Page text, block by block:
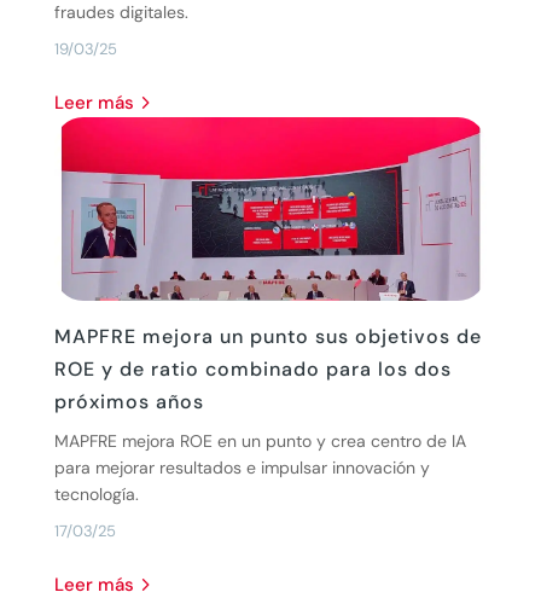
19/03/25
fraudes digitales.
leer más
MAPFRE mejora un punto sus objetivos de
ROE y de ratio combinado para los dos
próximos años
17/03/25
MAPFRE mejora ROE en un punto y crea centro de IA
para mejorar resultados e impulsar innovación y
tecnología.
leer más